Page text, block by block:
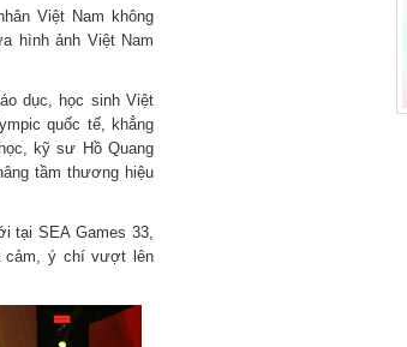
Việt Nam không
hình ảnh Việt Nam
dục, học sinh Việt
quốc tế, khẳng
kỹ sư Hồ Quang
tầm thương hiệu
tại SEA Games 33,
cảm, ý chí vượt lên